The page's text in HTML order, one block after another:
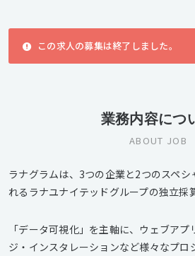
この求人の募集は終了しました。
業務内容につ
ABOUT JOB
ラナグラムは、3つの企業と2つのスペ
れるラナユナイテッドグループの独立採
「データ可視化」を主軸に、ウェブア
ジ・インスタレーションなど様々なプロ